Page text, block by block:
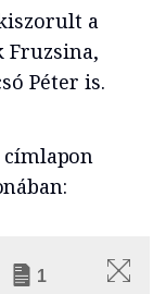
a
Fruzsina,
Péter is.
címlapon